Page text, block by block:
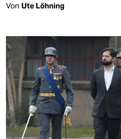
Von Ute Löhning